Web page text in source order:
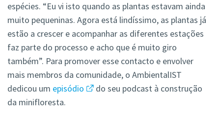
espécies. “Eu vi isto quando as plantas estavam ainda
muito pequeninas. Agora está lindíssimo, as plantas já
estão a crescer e acompanhar as diferentes estações
faz parte do processo e acho que é muito giro
também”. Para promover esse contacto e envolver
mais membros da comunidade, o AmbientalIST
dedicou um episódio
do seu podcast à construção
da minifloresta.